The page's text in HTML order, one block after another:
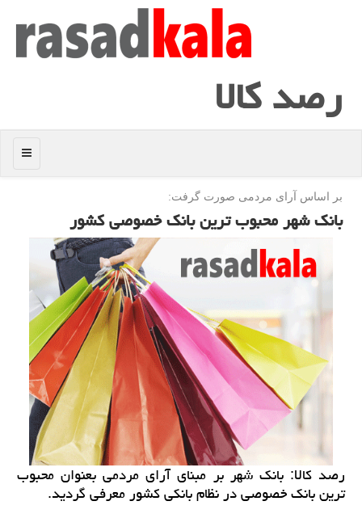
رصد كالا
منو
بر اساس آرای مردمی صورت گرفت:
بانك شهر محبوب ترین بانك خصوصی كشور
رصد كالا: بانك شهر بر مبنای آرای مردمی بعنوان محبوب
ترین بانك خصوصی در نظام بانكی كشور معرفی گردید.